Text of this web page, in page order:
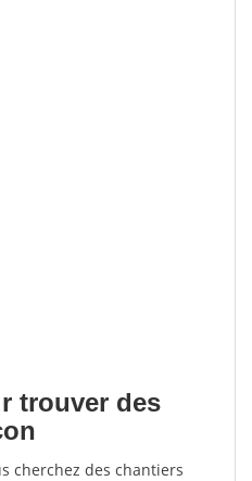
trouver des
cherchez des chantiers